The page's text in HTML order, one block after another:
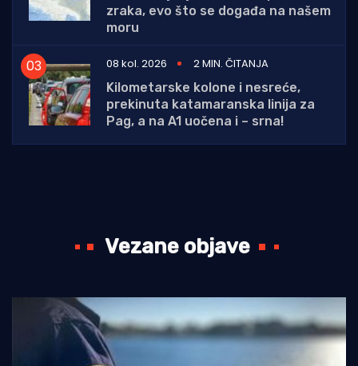
zraka, evo što se događa na našem
moru
08 kol. 2026
2 MIN. ČITANJA
Kilometarske kolone i nesreće,
prekinuta katamaranska linija za
Pag, a na A1 uočena i – srna!
Vezane objave